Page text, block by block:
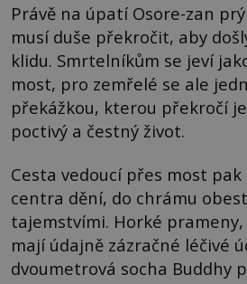
Právě na úpatí Osore-zan
musí duše překročit, aby
klidu. Smrtelníkům se jeví
most, pro zemřelé se ale
překážkou, kterou překročí
poctivý a čestný život.
Cesta vedoucí přes most
centra dění, do chrámu
tajemstvími. Horké
mají údajně zázračné léčivé
dvoumetrová socha Buddhy